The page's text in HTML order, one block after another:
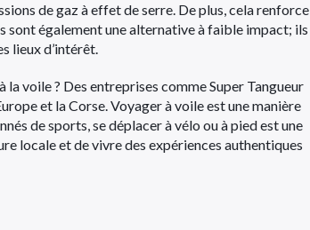
de gaz à effet de serre. De plus, cela renforce
sont également une alternative à faible impact; ils
lieux d’intérêt.
la voile ? Des entreprises comme Super Tangueur
et la Corse. Voyager à voile est une manière
de sports, se déplacer à vélo ou à pied est une
locale et de vivre des expériences authentiques